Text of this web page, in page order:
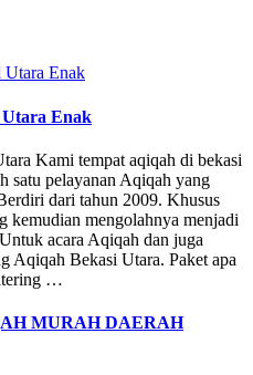
Utara Enak
Kami tempat aqiqah di bekasi
satu pelayanan Aqiqah yang
dari tahun 2009. Khusus
kemudian mengolahnya menjadi
acara Aqiqah dan juga
Aqiqah Bekasi Utara. Paket apa
…
MURAH DAERAH